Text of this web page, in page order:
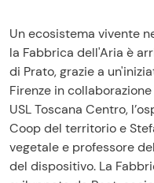
Un ecosistema vivente
la Fabbrica dell'Aria è
di Prato, grazie a
Firenze in
USL Toscana Centro,
Coop del territorio e
vegetale e professore
del dispositivo. La